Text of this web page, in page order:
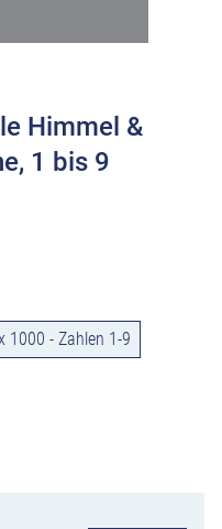
Himmel &
1 bis 9
1000 - Zahlen 1-9